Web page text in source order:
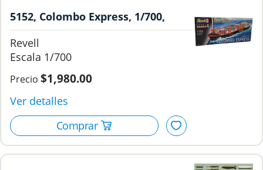
5152, Colombo Express, 1/700,
Revell.
Revell
1/700
$1,980.00